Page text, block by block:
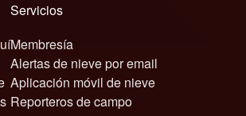
Servicios
Membresía
Alertas de nieve por email
Aplicación móvil de nieve
Reporteros de campo